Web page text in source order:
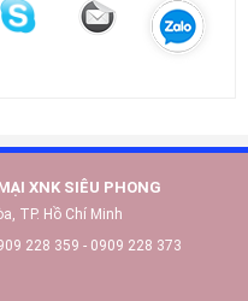
XNK SIÊU PHONG
TP. Hồ Chí Minh
228 359 - 0909 228 373